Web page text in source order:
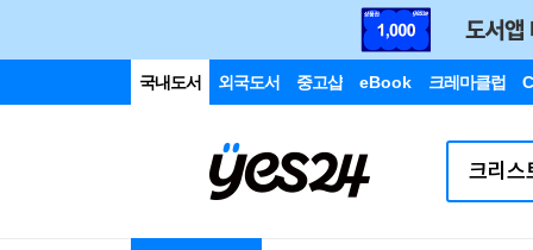
국내도서 외국도서 중고샵 eBook 크레마클럽